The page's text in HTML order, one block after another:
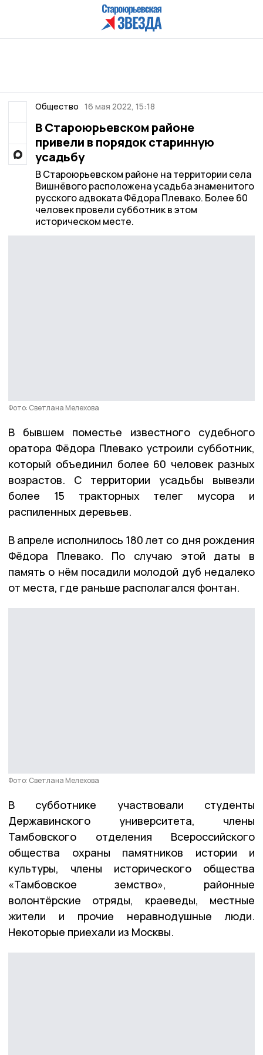
Общество 16 мая 2022, 15:18
В Староюрьевском районе
привели в порядок старинную
усадьбу
В Староюрьевском районе на территории села
Вишнёвого расположена усадьба знаменитого
русского адвоката Фёдора Плевако. Более 60
человек провели субботник в этом
историческом месте.
Фото: Светлана Мелехова
В бывшем поместье известного судебного
оратора Фёдора Плевако устроили субботник,
который объединил более 60 человек разных
возрастов. С территории усадьбы вывезли
более 15 тракторных телег мусора и
распиленных деревьев.
В апреле исполнилось 180 лет со дня рождения
Фёдора Плевако. По случаю этой даты в
память о нём посадили молодой дуб недалеко
от места, где раньше располагался фонтан.
Фото: Светлана Мелехова
В субботнике участвовали студенты
Державинского университета, члены
Тамбовского отделения Всероссийского
общества охраны памятников истории и
культуры, члены исторического общества
«Тамбовское земство», районные
волонтёрские отряды, краеведы, местные
жители и прочие неравнодушные люди.
Некоторые приехали из Москвы.